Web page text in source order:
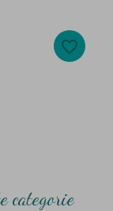
écran.
favorite_border
categorie